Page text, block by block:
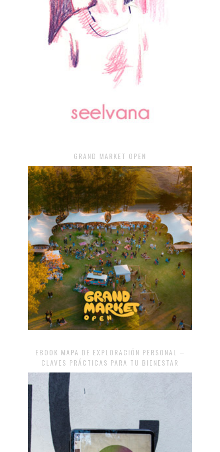
GRAND MARKET OPEN
EBOOK MAPA DE EXPLORACIÓN PERSONAL –
CLAVES PRÁCTICAS PARA TU BIENESTAR